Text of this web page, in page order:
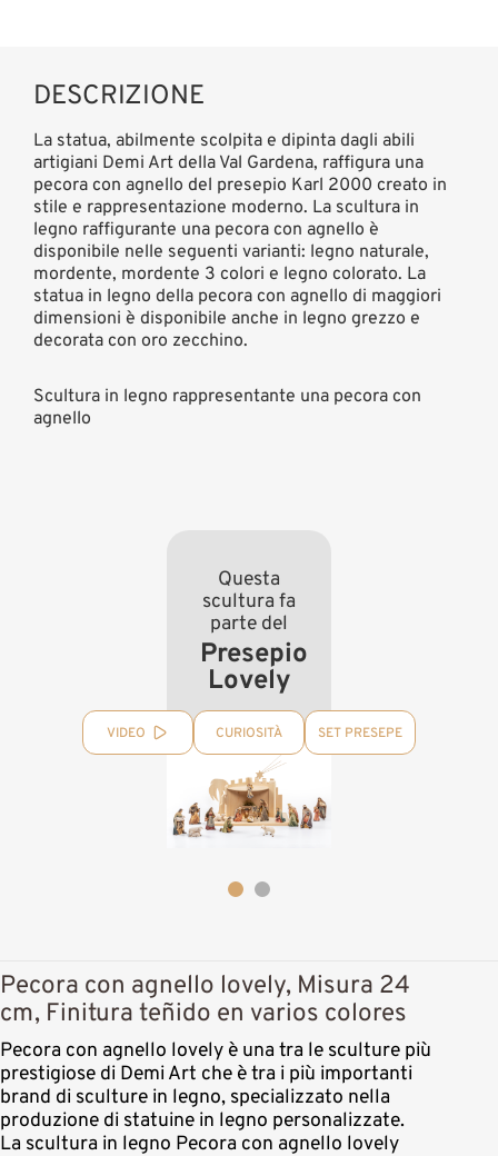
DESCRIZIONE
La statua, abilmente scolpita e dipinta dagli abili
artigiani Demi Art della Val Gardena, raffigura una
pecora con agnello del presepio Karl 2000 creato in
stile e rappresentazione moderno. La scultura in
legno raffigurante una pecora con agnello è
disponibile nelle seguenti varianti: legno naturale,
mordente, mordente 3 colori e legno colorato. La
statua in legno della pecora con agnello di maggiori
dimensioni è disponibile anche in legno grezzo e
decorata con oro zecchino.
Scultura in legno rappresentante una pecora con
agnello
Questa
scultura fa
parte del
Presepio
Lovely
VIDEO CURIOSITÀ SET PRESEPE
Pecora con agnello lovely, Misura 24
cm, Finitura teñido en varios colores
Pecora con agnello lovely è una tra le sculture più
prestigiose di Demi Art che è tra i più importanti
brand di sculture in legno, specializzato nella
produzione di statuine in legno personalizzate.
La scultura in legno Pecora con agnello lovely